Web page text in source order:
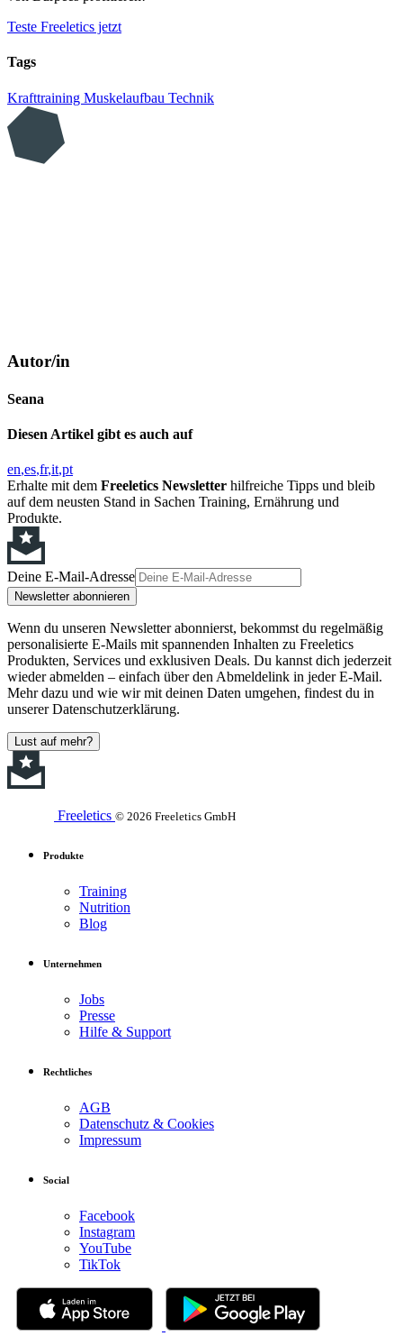
Teste Freeletics jetzt
Tags
Krafttraining Muskelaufbau Technik
Autor/in
Seana
Diesen Artikel gibt es auch auf
en es fr it pt
Erhalte mit dem Freeletics Newsletter hilfreiche Tipps und bleib
auf dem neusten Stand in Sachen Training, Ernährung und
Produkte.
Deine E-Mail-Adresse
Newsletter abonnieren
Wenn du unseren Newsletter abonnierst, bekommst du regelmäßig
personalisierte E-Mails mit spannenden Inhalten zu Freeletics
Produkten, Services und exklusiven Deals. Du kannst dich jederzeit
wieder abmelden – einfach über den Abmeldelink in jeder E-Mail.
Mehr dazu und wie wir mit deinen Daten umgehen, findest du in
unserer Datenschutzerklärung.
Lust auf mehr?
Freeletics © 2026 Freeletics GmbH
Produkte
Training
Nutrition
Blog
Unternehmen
Jobs
Presse
Hilfe & Support
Rechtliches
AGB
Datenschutz & Cookies
Impressum
Social
Facebook
Instagram
YouTube
TikTok